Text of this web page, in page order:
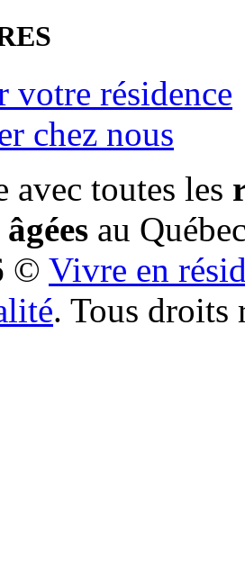
votre résidence
chez nous
avec toutes les
au
© Vivre en
. Tous droits